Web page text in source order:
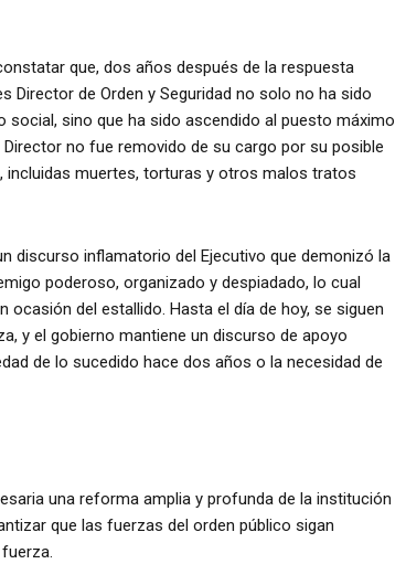
que, dos años después de la respuesta
Director de Orden y Seguridad no solo no ha sido
sino que ha sido ascendido al puesto máximo
no fue removido de su cargo por su posible
incluidas muertes, torturas y otros malos tratos
discurso inflamatorio del Ejecutivo que demonizó la
poderoso, organizado y despiadado, lo cual
del estallido. Hasta el día de hoy, se siguen
y el gobierno mantiene un discurso de apoyo
de lo sucedido hace dos años o la necesidad de
una reforma amplia y profunda de la institución
que las fuerzas del orden público sigan